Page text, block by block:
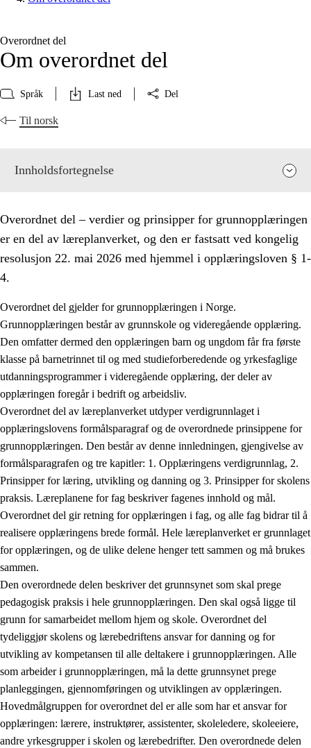
Overordnet del
Om overordnet del
Språk Last ned Del
Til norsk
Innholdsfortegnelse
Overordnet del – verdier og prinsipper for grunnopplæringen
er en del av læreplanverket, og den er fastsatt ved kongelig
resolusjon 22. mai 2026 med hjemmel i opplæringsloven § 1-
4.
Overordnet del gjelder for grunnopplæringen i Norge.
Grunnopplæringen består av grunnskole og videregående opplæring.
Den omfatter dermed den opplæringen barn og ungdom får fra første
klasse på barnetrinnet til og med studieforberedende og yrkesfaglige
utdanningsprogrammer i videregående opplæring, der deler av
opplæringen foregår i bedrift og arbeidsliv.
Overordnet del av læreplanverket utdyper verdigrunnlaget i
opplæringslovens formålsparagraf og de overordnede prinsippene for
grunnopplæringen. Den består av denne innledningen, gjengivelse av
formålsparagrafen og tre kapitler: 1. Opplæringens verdigrunnlag, 2.
Prinsipper for læring, utvikling og danning og 3. Prinsipper for skolens
praksis. Læreplanene for fag beskriver fagenes innhold og mål.
Overordnet del gir retning for opplæringen i fag, og alle fag bidrar til å
realisere opplæringens brede formål. Hele læreplanverket er grunnlaget
for opplæringen, og de ulike delene henger tett sammen og må brukes
sammen.
Den overordnede delen beskriver det grunnsynet som skal prege
pedagogisk praksis i hele grunnopplæringen. Den skal også ligge til
grunn for samarbeidet mellom hjem og skole. Overordnet del
tydeliggjør skolens og lærebedriftens ansvar for danning og for
utvikling av kompetansen til alle deltakere i grunnopplæringen. Alle
som arbeider i grunnopplæringen, må la dette grunnsynet prege
planleggingen, gjennomføringen og utviklingen av opplæringen.
Hovedmålgruppen for overordnet del er alle som har et ansvar for
opplæringen: lærere, instruktører, assistenter, skoleledere, skoleeiere,
andre yrkesgrupper i skolen og lærebedrifter. Den overordnede delen